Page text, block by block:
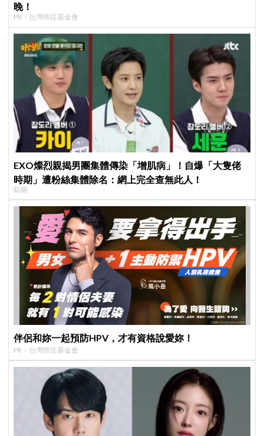
晚！
PR・台灣癌症基金會
EXO燦烈親揭男團集體傳染「增肌病」！自爆「大隻佬
時期」遭粉絲集體除名：網上完全查無此人！
綜藝
伴侶和妳一起預防HPV，才有資格說愛妳！
PR・台灣癌症基金會